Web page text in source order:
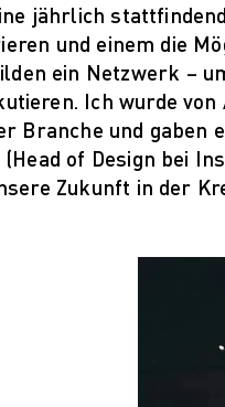
jährlich
und einem die
ein Netzwerk –
Ich wurde
Branche und gaben
of Design bei
Zukunft in der